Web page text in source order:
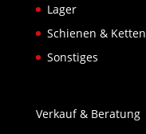
Lager
Schienen & Ketten
Sonstiges
Verkauf & Beratung